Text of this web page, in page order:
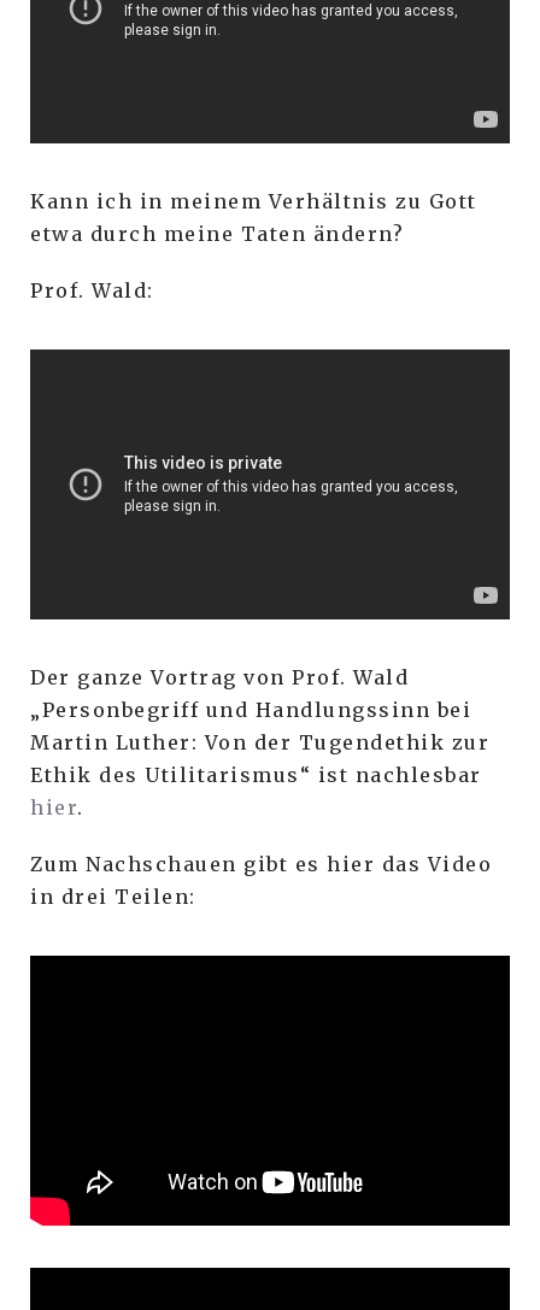
Kann ich in meinem Verhältnis zu Gott
etwa durch meine Taten ändern?
Prof. Wald:
Der ganze Vortrag von Prof. Wald
„Personbegriff und Handlungssinn bei
Martin Luther: Von der Tugendethik zur
Ethik des Utilitarismus“ ist nachlesbar
hier.
Zum Nachschauen gibt es hier das Video
in drei Teilen: